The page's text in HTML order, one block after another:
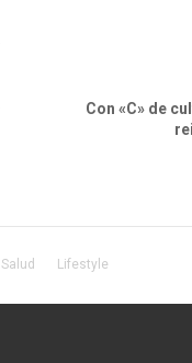
Con «C» de
Salud Lifestyle